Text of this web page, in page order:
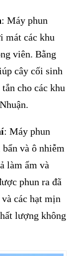
: Máy phun
mát các khu
viên. Bằng
cây cối sinh
cho các khu
: Máy phun
và ô nhiễm
làm ẩm và
phun ra đã
các hạt mịn
lượng không